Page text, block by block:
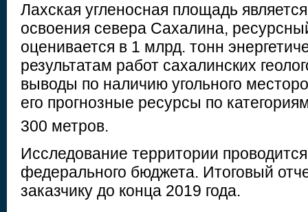
Лахская угленосная площадь
освоения севера Сахалина,
оценивается в 1 млрд. тонн
результатам работ сахалинских
выводы по наличию угольного
его прогнозные ресурсы по
300 метров.
Исследование территории
федерального бюджета. Итоговый
заказчику до конца 2019 года.